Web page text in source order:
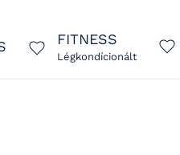
FITNESS
Légkondícionált